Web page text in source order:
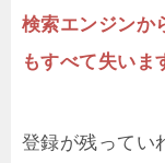
検索エンジンか
もすべて失いま
登録が残ってい